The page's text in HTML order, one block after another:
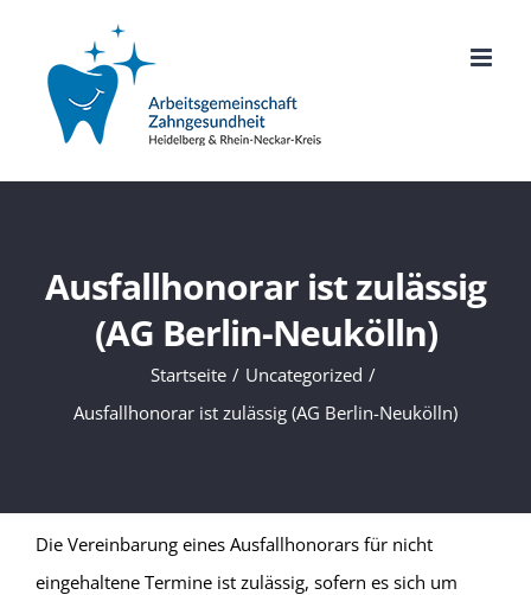
springen
Ausfallhonorar ist zulässig
(AG Berlin-Neukölln)
Startseite
Uncategorized
Ausfallhonorar ist zulässig (AG Berlin-Neukölln)
Die Vereinbarung eines Ausfallhonorars für nicht
eingehaltene Termine ist zulässig, sofern es sich um